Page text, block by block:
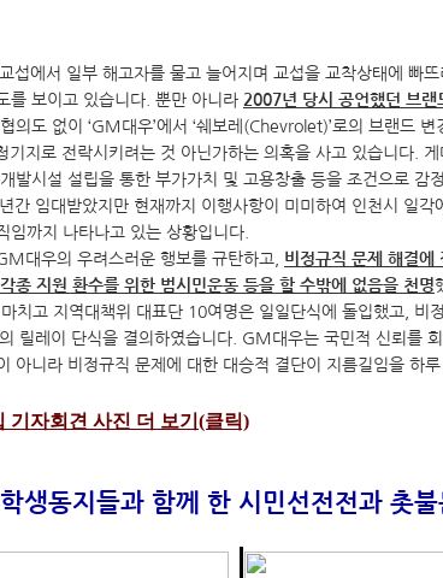
섭에서 일부 해고자를 물고 늘어지며 교섭을 교착상태에 빠뜨
를 보이고 있습니다. 뿐만 아니라 2007년 당시 공언했던 브랜
의도 없이 ‘GM대우’에서 ‘쉐보레(Chevrolet)’로의 브랜드
기지로 전락시키려는 것 아닌가하는 의혹을 사고 있습니다.
발시설 설립을 통한 부가가치 및 고용창출 등을 조건으로 감
간 임대받았지만 현재까지 이행사항이 미미하여 인천시 일각
임까지 나타나고 있는 상황입니다.
대우의 우려스러운 행보를 규탄하고, 비정규직 문제 해결에
종 지원 환수를 위한 범시민운동 등을 할 수밖에 없음을 천명
치고 지역대책위 대표단 10여명은 일일단식에 돌입했고, 비
릴레이 단식을 결의하였습니다. GM대우는 국민적 신뢰를
아니라 비정규직 문제에 대한 대승적 결단이 지름길임을 하
기자회견 사진 더 보기(클릭)
생동지들과 함께 한 시민선전전과 촛불